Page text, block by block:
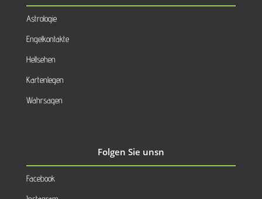
Astrologie
Engelkontakte
Hellsehen
Kartenlegen
Wahrsagen
Folgen Sie unsn
Facebook